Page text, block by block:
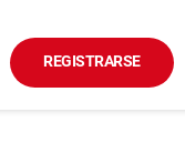
REGISTRARSE